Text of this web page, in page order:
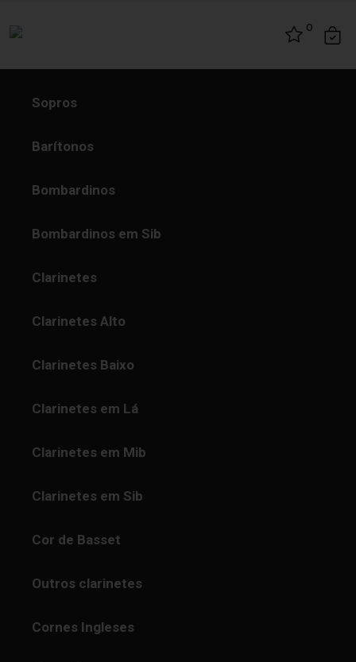
0
Sopros
Barítonos
Bombardinos
Bombardinos em Sib
Clarinetes
Clarinetes Alto
Clarinetes Baixo
Clarinetes em Lá
Clarinetes em Mib
Clarinetes em Sib
Cor de Basset
Outros clarinetes
Cornes Ingleses